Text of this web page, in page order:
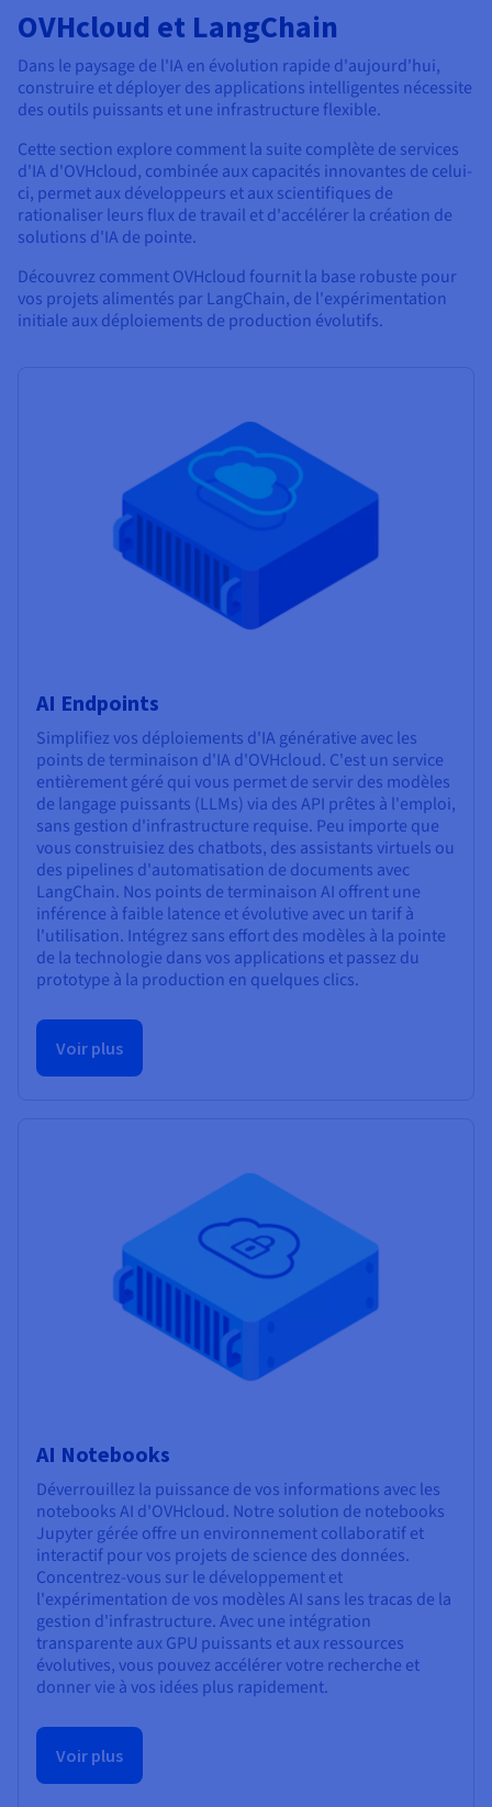
OVHcloud et LangChain
Dans le paysage de l'IA en évolution rapide d'aujourd'hui,
construire et déployer des applications intelligentes nécessite
des outils puissants et une infrastructure flexible.
Cette section explore comment la suite complète de services
d'IA d'OVHcloud, combinée aux capacités innovantes de celui-
ci, permet aux développeurs et aux scientifiques de
rationaliser leurs flux de travail et d'accélérer la création de
solutions d'IA de pointe.
Découvrez comment OVHcloud fournit la base robuste pour
vos projets alimentés par LangChain, de l'expérimentation
initiale aux déploiements de production évolutifs.
AI Endpoints
Simplifiez vos déploiements d'IA générative avec les
points de terminaison d'IA d'OVHcloud. C'est un service
entièrement géré qui vous permet de servir des modèles
de langage puissants (LLMs) via des API prêtes à l'emploi,
sans gestion d'infrastructure requise. Peu importe que
vous construisiez des chatbots, des assistants virtuels ou
des pipelines d'automatisation de documents avec
LangChain. Nos points de terminaison AI offrent une
inférence à faible latence et évolutive avec un tarif à
l'utilisation. Intégrez sans effort des modèles à la pointe
de la technologie dans vos applications et passez du
prototype à la production en quelques clics.
Voir plus
AI Notebooks
Déverrouillez la puissance de vos informations avec les
notebooks AI d'OVHcloud. Notre solution de notebooks
Jupyter gérée offre un environnement collaboratif et
interactif pour vos projets de science des données.
Concentrez-vous sur le développement et
l'expérimentation de vos modèles AI sans les tracas de la
gestion d'infrastructure. Avec une intégration
transparente aux GPU puissants et aux ressources
évolutives, vous pouvez accélérer votre recherche et
donner vie à vos idées plus rapidement.
Voir plus